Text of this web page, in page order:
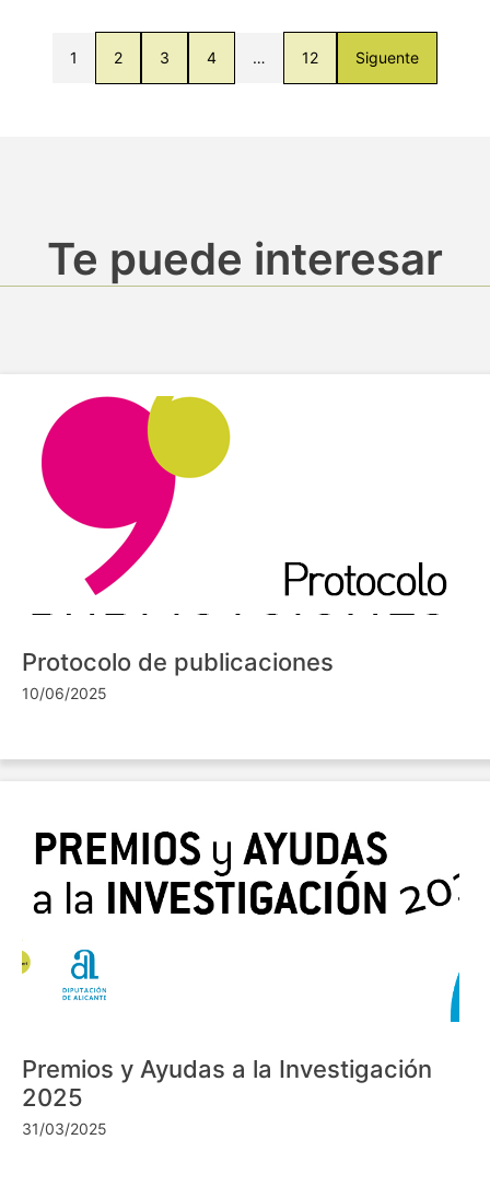
1 2 3 4 … 12 Siguente
Te puede interesar
Protocolo de publicaciones
10/06/2025
Premios y Ayudas a la Investigación
2025
31/03/2025